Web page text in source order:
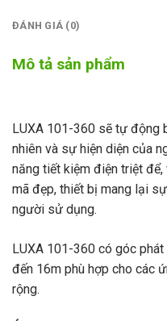
ĐÁNH GIÁ (0)
Mô tả sản phẩm
LUXA 101-360 sẽ tự động
nhiên và sự hiện diện của
năng tiết kiệm điện triệt
mã đẹp, thiết bị mang lại
người sử dụng.
LUXA 101-360 có góc
đến 16m phù hợp cho các
rộng.